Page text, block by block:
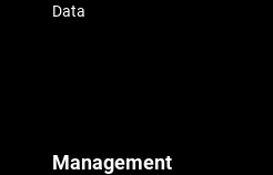
Data
Management